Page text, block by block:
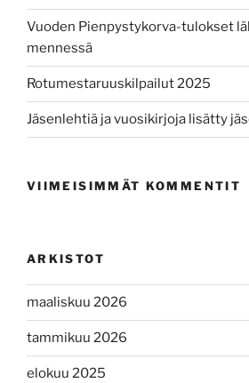
Vuoden Pienpystykorva-tulokset
mennessä
Rotumestaruuskilpailut 2025
Jäsenlehtiä ja vuosikirjoja lisätty
VIIMEISIMMÄT KOMMENTIT
ARKISTOT
maaliskuu 2026
tammikuu 2026
elokuu 2025